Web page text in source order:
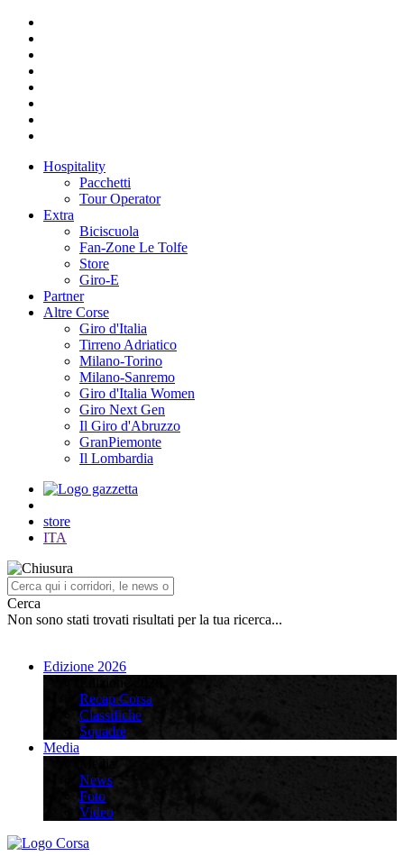
Hospitality
Pacchetti
Tour Operator
Extra
Biciscuola
Fan-Zone Le Tolfe
Store
Giro-E
Partner
Altre Corse
Giro d'Italia
Tirreno Adriatico
Milano-Torino
Milano-Sanremo
Giro d'Italia Women
Giro Next Gen
Il Giro d'Abruzzo
GranPiemonte
Il Lombardia
store
ITA
Cerca
Non sono stati trovati risultati per la tua ricerca...
Edizione 2026
Recap Corsa
Classifiche
Squadre
Media
News
Foto
Video